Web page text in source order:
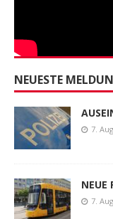
NEUESTE
7.
NEUE
7.